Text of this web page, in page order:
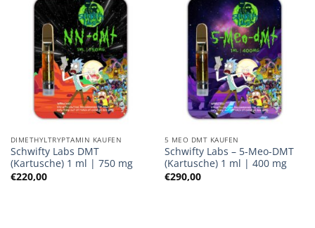
DIMETHYLTRYPTAMIN KAUFEN
Schwifty Labs DMT
(Kartusche) 1 ml | 750 mg
€220,00
5 MEO DMT KAUFEN
Schwifty Labs – 5-Meo-DMT
(Kartusche) 1 ml | 400 mg
€290,00